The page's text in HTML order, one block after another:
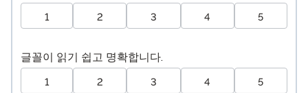
1 2 3 4 5
글꼴이 읽기 쉽고 명확합니다.
1 2 3 4 5